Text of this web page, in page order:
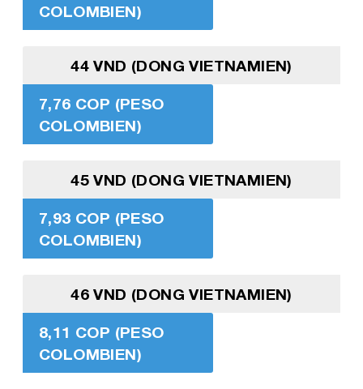
COLOMBIEN)
44 VND (DONG VIETNAMIEN)
7,76 COP (PESO
COLOMBIEN)
45 VND (DONG VIETNAMIEN)
7,93 COP (PESO
COLOMBIEN)
46 VND (DONG VIETNAMIEN)
8,11 COP (PESO
COLOMBIEN)